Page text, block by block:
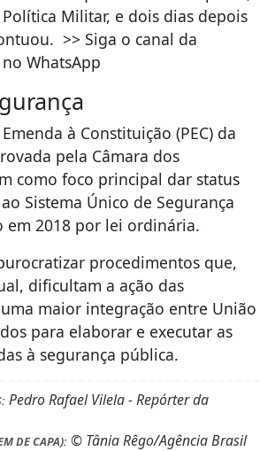
Militar, e dois dias depois
>> Siga o canal da
WhatsApp
à Constituição (PEC) da
pela Câmara dos
como foco principal dar status
Sistema Único de Segurança
em 2018 por lei ordinária.
procedimentos que,
dificultam a ação das
maior integração entre União
para elaborar e executar as
à segurança pública.
Pedro Rafael Vilela - Repórter da
DE CAPA):© Tânia Rêgo/Agência Brasil